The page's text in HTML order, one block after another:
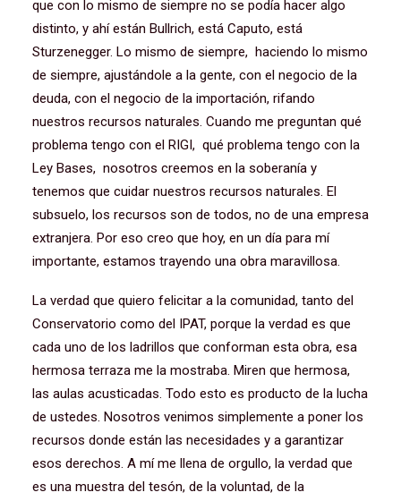
que con lo mismo de siempre no se podía hacer algo
distinto, y ahí están Bullrich, está Caputo, está
Sturzenegger. Lo mismo de siempre, haciendo lo mismo
de siempre, ajustándole a la gente, con el negocio de la
deuda, con el negocio de la importación, rifando
nuestros recursos naturales. Cuando me preguntan qué
problema tengo con el RIGI, qué problema tengo con la
Ley Bases, nosotros creemos en la soberanía y
tenemos que cuidar nuestros recursos naturales. El
subsuelo, los recursos son de todos, no de una empresa
extranjera. Por eso creo que hoy, en un día para mí
importante, estamos trayendo una obra maravillosa.
La verdad que quiero felicitar a la comunidad, tanto del
Conservatorio como del IPAT, porque la verdad es que
cada uno de los ladrillos que conforman esta obra, esa
hermosa terraza me la mostraba. Miren que hermosa,
las aulas acusticadas. Todo esto es producto de la lucha
de ustedes. Nosotros venimos simplemente a poner los
recursos donde están las necesidades y a garantizar
esos derechos. A mí me llena de orgullo, la verdad que
es una muestra del tesón, de la voluntad, de la